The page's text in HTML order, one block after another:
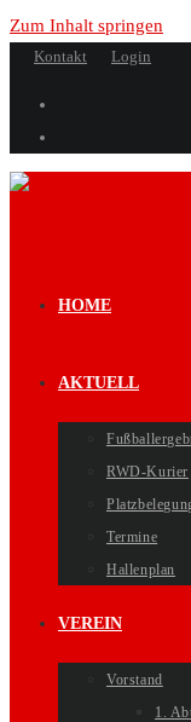
Zum Inhalt springen
Kontakt Login
HOME
AKTUELL
RWD-Kurier
Termine
Hallenplan
VEREIN
Vorstand
1.